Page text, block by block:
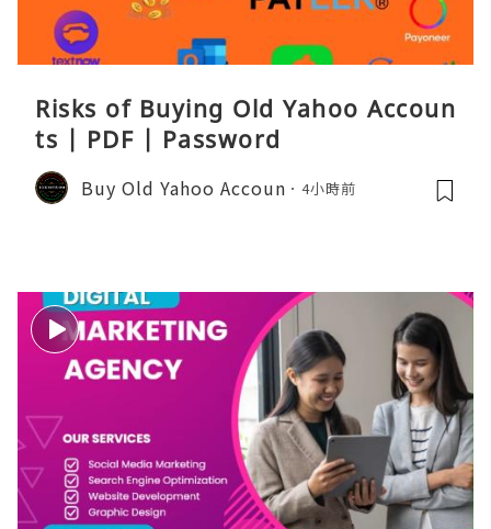
Risks of Buying Old Yahoo Accoun
ts | PDF | Password
Buy Old Yahoo Accoun 4小時前